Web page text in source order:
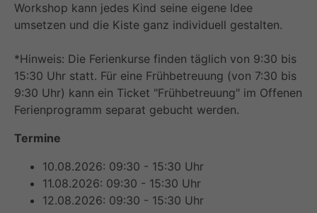
Workshop kann jedes Kind seine eigene Idee
umsetzen und die Kiste ganz individuell gestalten.
*Hinweis: Die Ferienkurse finden täglich von 9:30 bis
15:30 Uhr statt. Für eine Frühbetreuung (von 7:30 bis
9:30 Uhr) kann ein Ticket "Frühbetreuung" im Offenen
Ferienprogramm separat gebucht werden.
Termine
10.08.2026: 09:30 - 15:30 Uhr
11.08.2026: 09:30 - 15:30 Uhr
12.08.2026: 09:30 - 15:30 Uhr